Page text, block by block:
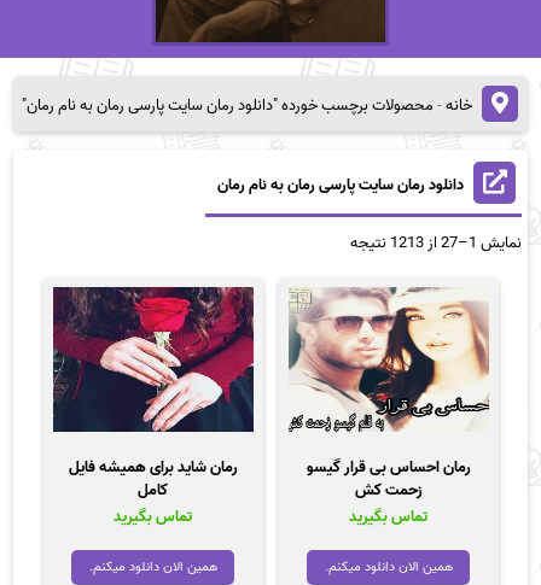
خانه-محصولات برچسب خورده "دانلود رمان سایت پارسی رمان به نام رمان"
دانلود رمان سایت پارسی رمان به نام رمان
نمایش 1–27 از 1213 نتیجه
مرتب‌سازی
اساس
قیمت:
زیاد
به
کم
رمان احساس بی قرار گیسو
زحمت کش
تماس بگیرید
همین الان دانلود میکنم.
رمان شاید برای همیشه فایل
کامل
تماس بگیرید
همین الان دانلود میکنم.